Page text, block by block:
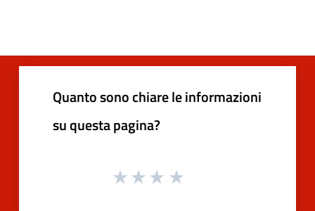
Quanto sono chiare le informazioni
su questa pagina?